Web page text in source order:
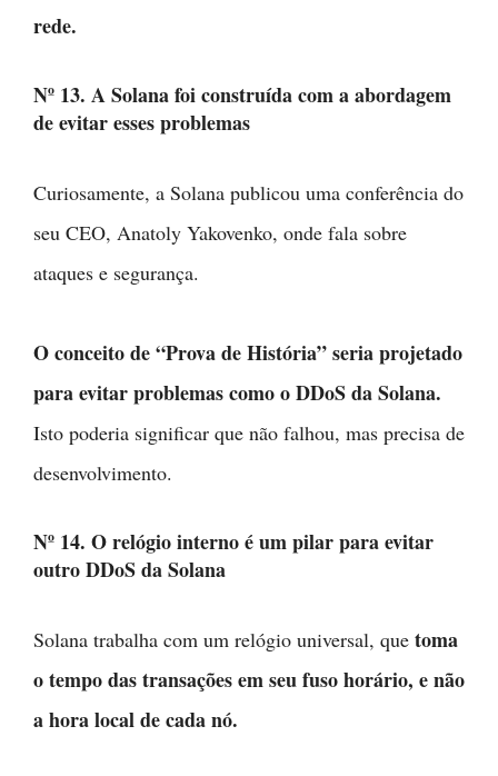
rede.
Nº 13. A Solana foi construída com a abordagem
de evitar esses problemas
Curiosamente, a Solana publicou uma conferência do
seu CEO, Anatoly Yakovenko, onde fala sobre
ataques e segurança.
O conceito de “Prova de História” seria projetado
para evitar problemas como o DDoS da Solana.
Isto poderia significar que não falhou, mas precisa de
desenvolvimento.
Nº 14. O relógio interno é um pilar para evitar
outro DDoS da Solana
Solana trabalha com um relógio universal, que toma
o tempo das transações em seu fuso horário, e não
a hora local de cada nó.